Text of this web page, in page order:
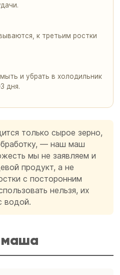
к третьим ростки
и убрать в холодильник
дня.
только сырое зерно,
— наш маш
мы не заявляем и
продукт, а не
с посторонним
нельзя, их
водой.
маша